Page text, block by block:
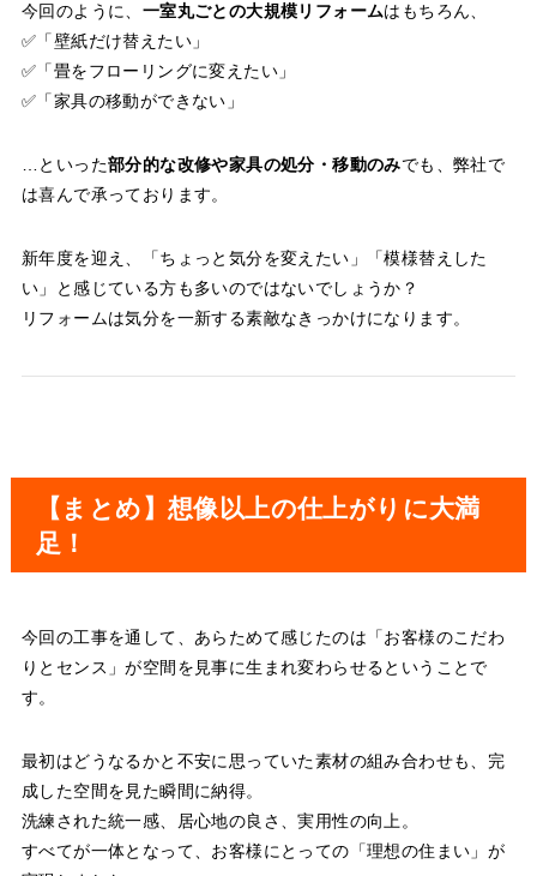
今回のように、 一室丸ごとの大規模リフォームはもちろん、
✅「壁紙だけ替えたい」
✅「畳をフローリングに変えたい」
✅「家具の移動ができない」
…といった部分的な改修や家具の処分・移動のみでも、弊社で
は喜んで承っております。
新年度を迎え、「ちょっと気分を変えたい」「模様替えした
い」と感じている方も多いのではないでしょうか？
リフォームは気分を一新する素敵なきっかけになります。
【まとめ】想像以上の仕上がりに大満
足！
今回の工事を通して、あらためて感じたのは「お客様のこだわ
りとセンス」が空間を見事に生まれ変わらせるということで
す。
最初はどうなるかと不安に思っていた素材の組み合わせも、完
成した空間を見た瞬間に納得。
洗練された統一感、居心地の良さ、実用性の向上。
すべてが一体となって、お客様にとっての「理想の住まい」が